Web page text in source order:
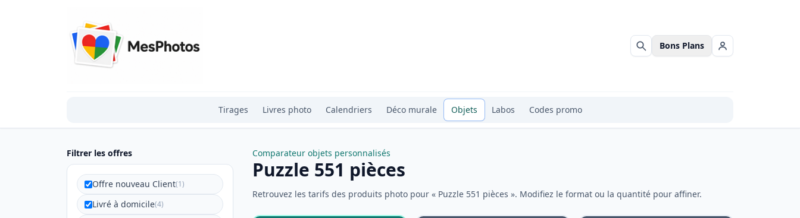
Rechercher
Bons Plans Se connecter
Tirages Livres photo Calendriers Déco murale Objets Labos Codes promo
Filtrer les offres
Offre nouveau Client(1)
Livré à domicile(4)
Comparateur objets personnalisés
Puzzle 551 pièces
Retrouvez les tarifs des produits photo pour « Puzzle 551 pièces ». Modifiez le format ou la quantité pour affiner.